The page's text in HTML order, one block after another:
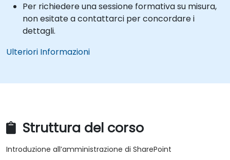
Per richiedere una sessione formativa su misura,
non esitate a contattarci per concordare i
dettagli.
Ulteriori Informazioni
Struttura del corso
Introduzione all’amministrazione di SharePoint